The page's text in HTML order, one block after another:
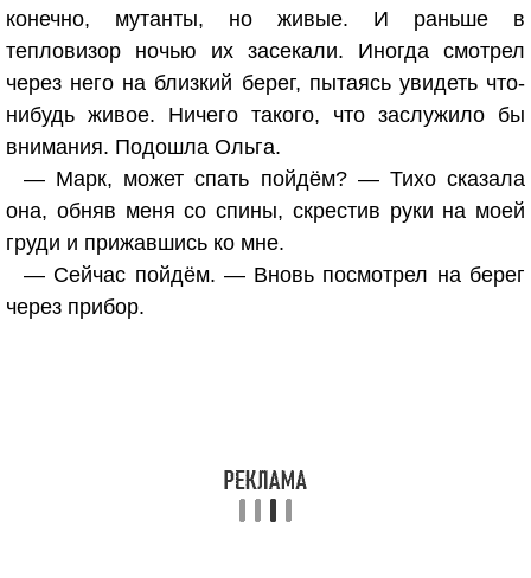
конечно, мутанты, но живые. И раньше в
тепловизор ночью их засекали. Иногда смотрел
через него на близкий берег, пытаясь увидеть что-
нибудь живое. Ничего такого, что заслужило бы
внимания. Подошла Ольга.
— Марк, может спать пойдём? — Тихо сказала
она, обняв меня со спины, скрестив руки на моей
груди и прижавшись ко мне.
— Сейчас пойдём. — Вновь посмотрел на берег
через прибор.